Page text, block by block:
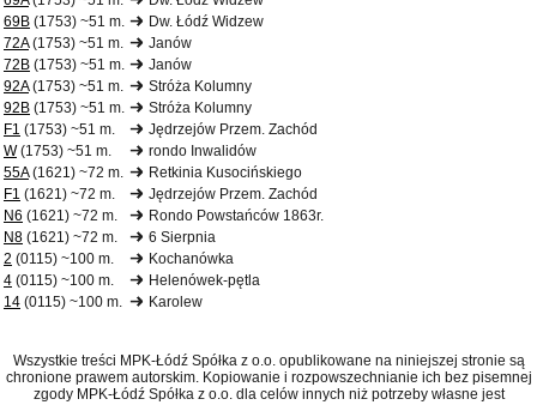
69B (1753) ~51 m.
Dw. Łódź Widzew
72A(1753) ~51 m.
Janów
72B (1753) ~51 m.
Janów
92A(1753) ~51 m.
Stróża Kolumny
92B (1753) ~51 m.
Stróża Kolumny
F1 (1753) ~51 m.
Jędrzejów Przem. Zachód
W(1753) ~51 m.
rondo Inwalidów
55A(1621) ~72 m.
Retkinia Kusocińskiego
F1 (1621) ~72 m.
Jędrzejów Przem. Zachód
N6 (1621) ~72 m.
Rondo Powstańców 1863r.
N8 (1621) ~72 m.
6 Sierpnia
2 (0115) ~100 m.
Kochanówka
4 (0115) ~100 m.
Helenówek-pętla
14 (0115) ~100 m. Karolew
Wszystkie treści MPK-Łódź Spółka z o.o. opublikowane na niniejszej stronie są
chronione prawem autorskim. Kopiowanie i rozpowszechnianie ich bez pisemnej
zgody MPK-Łódź Spółka z o.o. dla celów innych niż potrzeby własne jest